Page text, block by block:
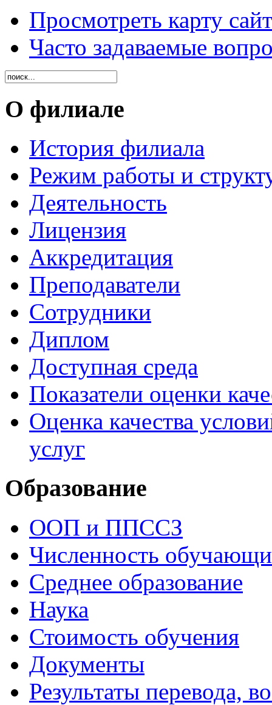
Просмотреть карту
Часто задаваемые
О филиале
История филиала
Режим работы и
Деятельность
Лицензия
Аккредитация
Преподаватели
Сотрудники
Диплом
Доступная среда
Показатели оценки
Оценка качества
услуг
Образование
ООП и ППССЗ
Численность
Среднее образование
Наука
Стоимость обучения
Документы
Результаты перевода,